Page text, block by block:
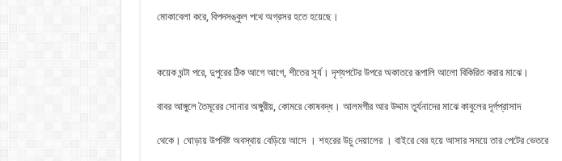
মােকাবেলা করে, বিপদসঙ্কুল পথে অগ্রসর হতে হয়েছে।
কয়েক ঘন্টা পরে, দুপুরের ঠিক আগে আগে, শীতের সূর্য। দৃশ্যপটের উপরে অকাতরে রূপালি আলাে বিকিরিত করার মাঝে।
বাবর আঙ্গুলে তৈমূরের সােনার অঙ্গুরীয়, কোমরে কোষবদ্ধ। আলমগীর আর উদ্দাম তুর্যনাদের মাঝে কাবুলের দূর্গপ্রাসাদ
থেকে। ঘােড়ায় উপবিষ্ট অবস্থায় বেড়িয়ে আসে । শহরের উচু দেয়ালের । বাইরে বের হয়ে আসার সময়ে তার পেটের ভেতরে